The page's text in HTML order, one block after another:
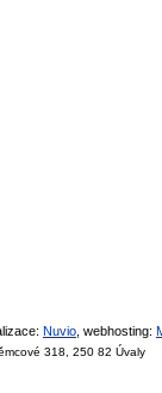
Nuvio , webhosting:
318, 250 82 Úvaly